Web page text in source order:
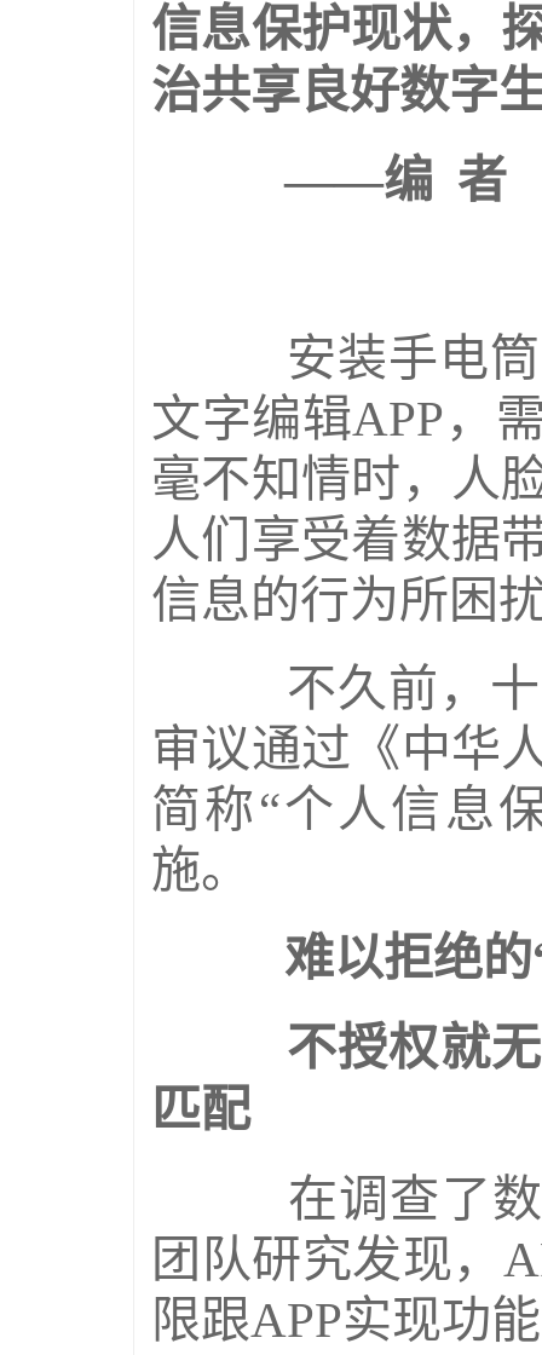
信息保护现状，
治共享良好数字
——编 者
安装手电筒
文字编辑APP，
毫不知情时，人
人们享受着数据
信息的行为所困
不久前，十
审议通过《中华
简称“个人信息
施。
难以拒绝的
不授权就无
匹配
在调查了数
团队研究发现，
限跟APP实现功